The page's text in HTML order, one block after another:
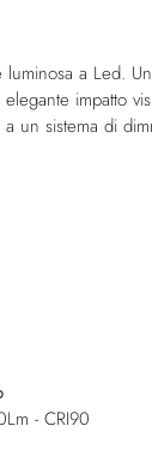
a Led.
impatto
sistema di
- CRI90